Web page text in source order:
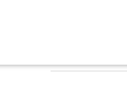
u